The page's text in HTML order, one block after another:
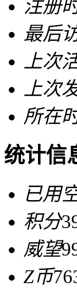
注册
最后
上次
上次
所在
统计信
已用
积分
威望
Z币